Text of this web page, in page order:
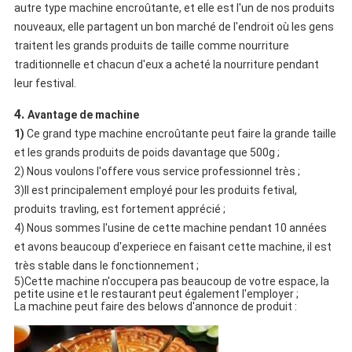
autre type machine encroûtante, et elle est l'un de nos produits
nouveaux, elle partagent un bon marché de l'endroit où les gens
traitent les grands produits de taille comme nourriture
traditionnelle et chacun d'eux a acheté la nourriture pendant
leur festival.
4. Avantage de machine
1) Ce grand type machine encroûtante peut faire la grande taille
et les grands produits de poids davantage que 500g ;
2) Nous voulons l'offere vous service professionnel très ;
3)Il est principalement employé pour les produits fetival,
produits travling, est fortement apprécié ;
4) Nous sommes l'usine de cette machine pendant 10 années
et avons beaucoup d'experiece en faisant cette machine, il est
très stable dans le fonctionnement ;
5)Cette machine n'occupera pas beaucoup de votre espace, la
petite usine et le restaurant peut également l'employer ;
La machine peut faire des belows d'annonce de produit :